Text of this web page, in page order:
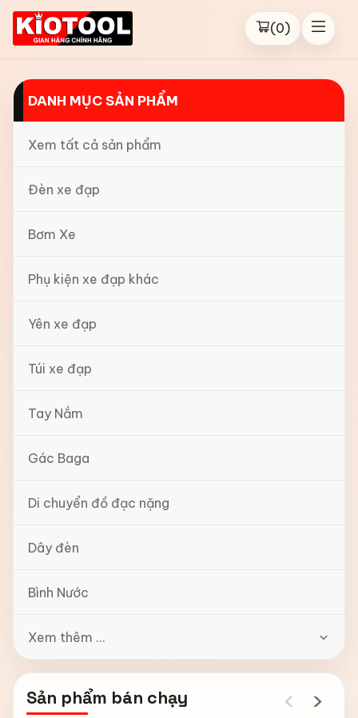
(0)
DANH MỤC SẢN PHẨM
Xem tất cả sản phẩm
Đèn xe đạp
Bơm Xe
Phụ kiện xe đạp khác
Yên xe đạp
Túi xe đạp
Tay Nắm
Gác Baga
Di chuyển đồ đạc nặng
Dây đèn
Bình Nước
Xem thêm ...
Sản phẩm bán chạy ‹ ›